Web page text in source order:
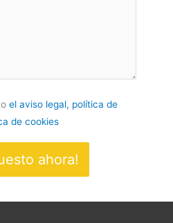
el aviso legal, política de
de cookies